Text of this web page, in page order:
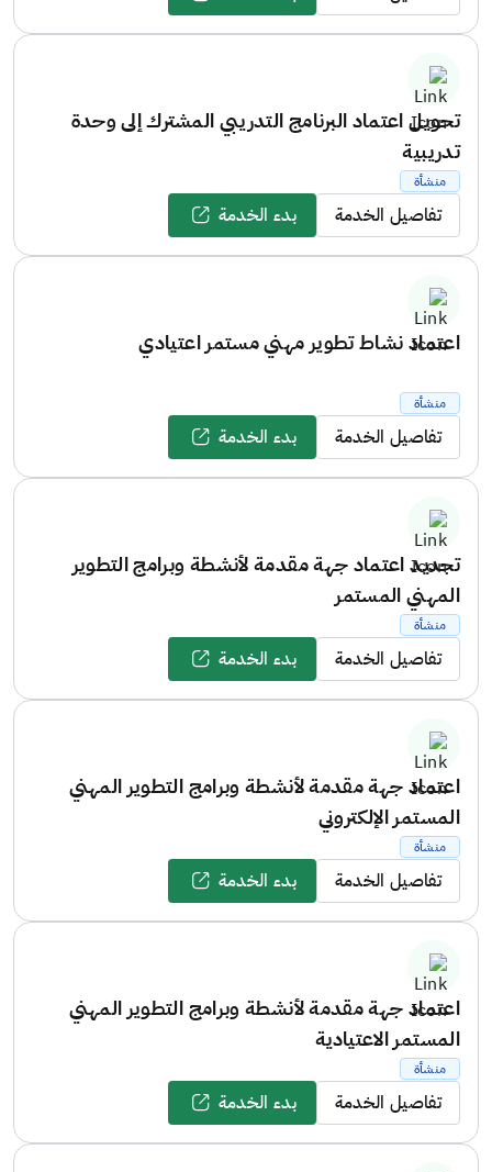
تحويل اعتماد البرنامج التدريبي المشترك إلى وحدة
تدريبية
منشأة
تفاصيل الخدمة بدء الخدمة
اعتماد نشاط تطوير مهني مستمر اعتيادي
منشأة
تفاصيل الخدمة بدء الخدمة
تجديد اعتماد جهة مقدمة لأنشطة وبرامج التطوير
المهني المستمر
منشأة
تفاصيل الخدمة بدء الخدمة
اعتماد جهة مقدمة لأنشطة وبرامج التطوير المهني
المستمر الإلكتروني
منشأة
تفاصيل الخدمة بدء الخدمة
اعتماد جهة مقدمة لأنشطة وبرامج التطوير المهني
المستمر الاعتيادية
منشأة
تفاصيل الخدمة بدء الخدمة